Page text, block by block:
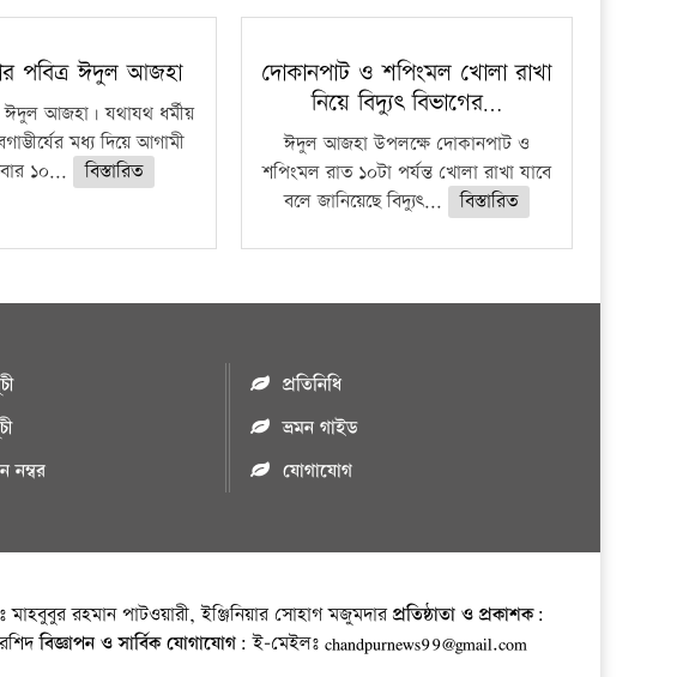
পবিত্র ঈদুল আজহা
আজহা। যথাযথ ধর্মীয়
মধ্য দিয়ে আগামী
১০...
বিস্তারিত
দোকানপাট ও শপিংমল খোলা রাখা
নিয়ে বিদ্যুৎ বিভাগের…
ঈদুল আজহা উপলক্ষে দোকানপাট ও
শপিংমল রাত ১০টা পর্যন্ত খোলা রাখা যাবে
বলে জানিয়েছে বিদ্যুৎ...
বিস্তারিত
নম্বর
প্রতিনিধি
ভ্রমন গাইড
যোগাযোগ
রহমান পাটওয়ারী, ইঞ্জিনিয়ার সোহাগ মজুমদারপ্রতিষ্ঠাতা ও প্রকাশক:
বিজ্ঞাপন ও সার্বিক যোগাযোগ: ই-মেইলঃ chandpurnews99@gmail.com